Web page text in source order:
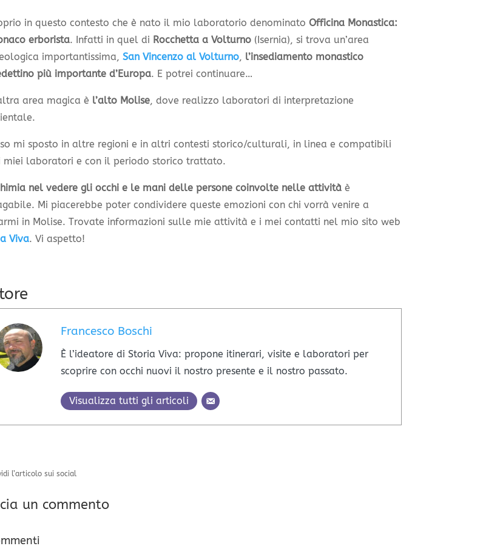
in questo contesto che è nato il mio laboratorio denominato Officina Monastica:
erborista. Infatti in quel di Rocchetta a Volturno(Isernia), si trova un’area
importantissima, San Vincenzo al Volturno, l’insediamento monastico
più importante d’Europa. E potrei continuare…
area magica è l’alto Molise, dove realizzo laboratori di interpretazione
mi sposto in altre regioni e in altri contesti storico/culturali, in linea e compatibili
miei laboratori e con il periodo storico trattato.
nel vedere gli occhi e le mani delle persone coinvolte nelle attivitàè
Mi piacerebbe poter condividere queste emozioni con chi vorrà venire a
in Molise. Trovate informazioni sulle mie attività e i mei contatti nel mio sito web
Viva. Vi aspetto!
Francesco Boschi
È l’ideatore di Storia Viva: propone itinerari, visite e laboratori per
scoprire con occhi nuovi il nostro presente e il nostro passato.
Visualizza tutti gli articoli
l’articolo sui social
un commento